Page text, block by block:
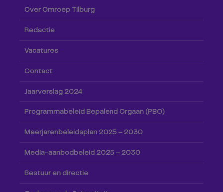
Over Omroep Tilburg
Redactie
Vacatures
Contact
Jaarverslag 2024
Programmabeleid Bepalend Orgaan (PBO)
Meerjarenbeleidsplan 2025 – 2030
Media-aanbodbeleid 2025 – 2030
Bestuur en directie